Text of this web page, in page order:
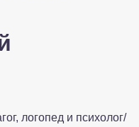
логопед и психолог/